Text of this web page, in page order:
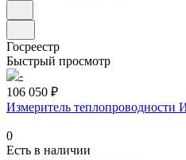
Госреестр
Быстрый просмотр
106 050 ₽
Измеритель
0
Есть в наличии